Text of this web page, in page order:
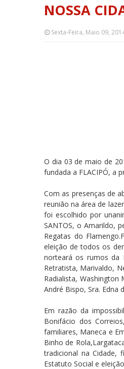
NOSSA
Sexta-Feira, Maio 09,
O dia 03 de maio de
fundada a FLACIPÓ, a
Com as presenças de
reunião na área de
foi escolhido por
SANTOS, o Amarildo,
Regatas do
eleição de todos os
norteará os rumos da
Retratista, Marivaldo,
Radialista, Washington
André Bispo, Sra. Edna
Em razão da
Bonifácio dos
familiares, Maneca e
Binho de
tradicional na Cidade,
Estatuto Social e